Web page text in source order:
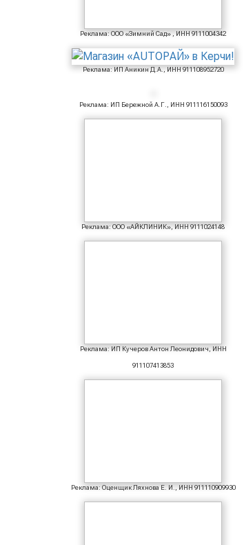
Реклама: ООО «Зимний Сад» , ИНН 9111004342
Реклама: ИП Аникин Д.А., ИНН 911108952720
Реклама: ИП Бережной А.Г., ИНН 911116150093
Реклама: ООО «АЙКЛИНИК», ИНН 9111024148
Реклама: ИП Кучеров Антон Леонидович, ИНН
911107413853
Реклама: Оценщик Ляхнова Е. И., ИНН 911110909930